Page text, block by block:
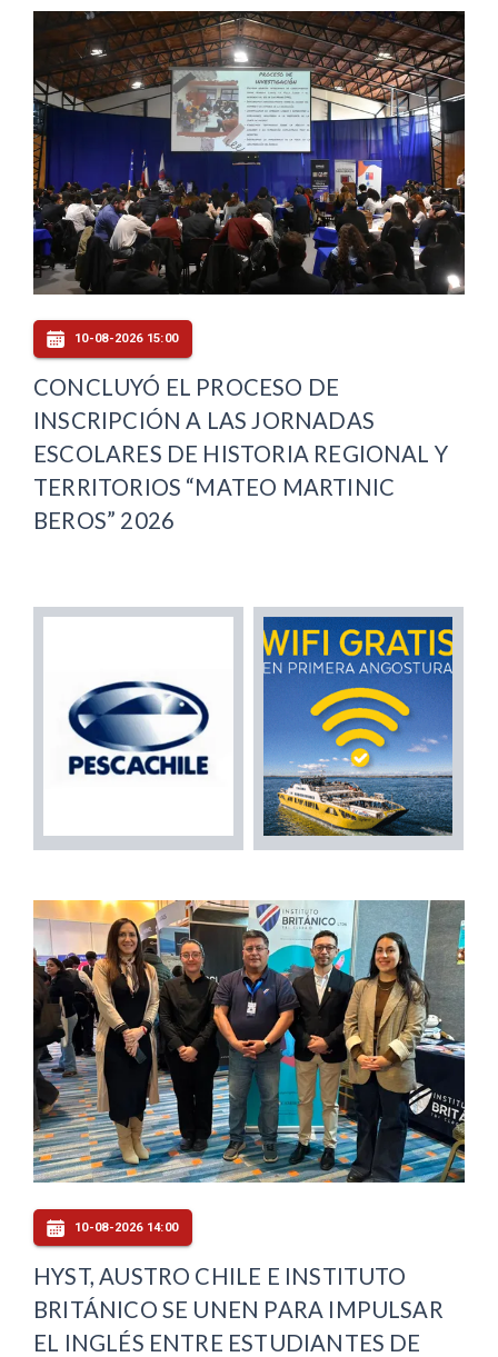
10-08-2026 15:00
CONCLUYÓ EL PROCESO DE
INSCRIPCIÓN A LAS JORNADAS
ESCOLARES DE HISTORIA REGIONAL Y
TERRITORIOS “MATEO MARTINIC
BEROS” 2026
10-08-2026 14:00
HYST, AUSTRO CHILE E INSTITUTO
BRITÁNICO SE UNEN PARA IMPULSAR
EL INGLÉS ENTRE ESTUDIANTES DE